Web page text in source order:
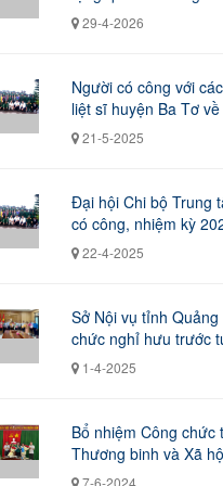
29-4-2026
Người có công với
liệt sĩ huyện Ba Tơ
21-5-2025
Đại hội Chi bộ Trung
có công, nhiệm kỳ
22-4-2025
Sở Nội vụ tỉnh
chức nghỉ hưu trước
1-4-2025
Bổ nhiệm Công chức
Thương binh và Xã
7-6-2024